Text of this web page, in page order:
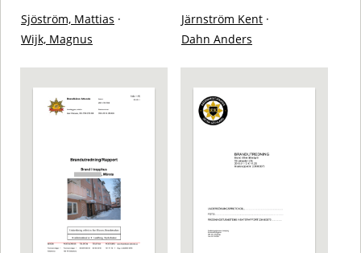
Sjöström, Mattias ·
Wijk, Magnus
Järnström Kent ·
Dahn Anders